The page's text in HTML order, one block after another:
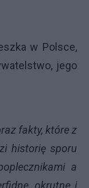
w Polsce,
jego
fakty, które z
historię sporu
a
okrutne i